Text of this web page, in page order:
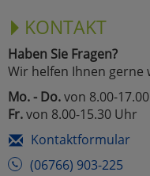
KONTAKT
Haben Sie Fragen?
Wir helfen Ihnen gerne
Mo. - Do.von 8.00-
Fr.von 8.00-15.30 Uhr
Kontaktformular
(06766) 903-225